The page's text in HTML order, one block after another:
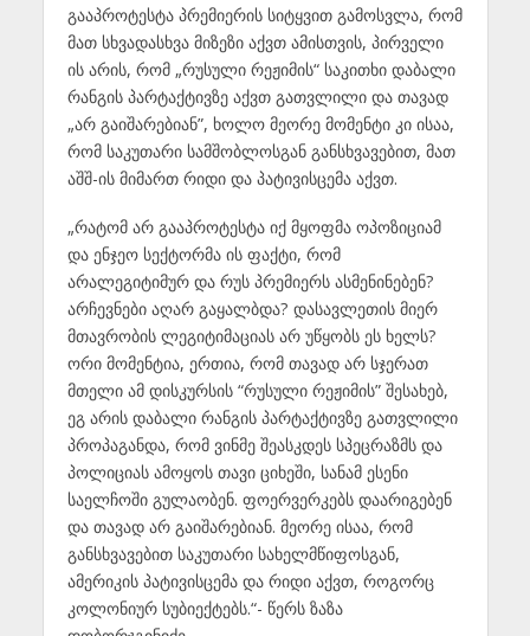
გააპროტესტა პრემიერის სიტყვით გამოსვლა, რომ
მათ სხვადასხვა მიზეზი აქვთ ამისთვის, პირველი
ის არის, რომ „რუსული რეჟიმის“ საკითხი დაბალი
რანგის პარტაქტივზე აქვთ გათვლილი და თავად
„არ გაიშარებიან”, ხოლო მეორე მომენტი კი ისაა,
რომ საკუთარი სამშობლოსგან განსხვავებით, მათ
აშშ-ის მიმართ რიდი და პატივისცემა აქვთ.
„რატომ არ გააპროტესტა იქ მყოფმა ოპოზიციამ
და ენჯეო სექტორმა ის ფაქტი, რომ
არალეგიტიმურ და რუს პრემიერს ასმენინებენ?
არჩევნები აღარ გაყალბდა? დასავლეთის მიერ
მთავრობის ლეგიტიმაციას არ უწყობს ეს ხელს?
ორი მომენტია, ერთია, რომ თავად არ სჯერათ
მთელი ამ დისკურსის “რუსული რეჟიმის” შესახებ,
ეგ არის დაბალი რანგის პარტაქტივზე გათვლილი
პროპაგანდა, რომ ვინმე შეასკდეს სპეცრაზმს და
პოლიციას ამოყოს თავი ციხეში, სანამ ესენი
საელჩოში გულაობენ. ფოერვერკებს დაარიგებენ
და თავად არ გაიშარებიან. მეორე ისაა, რომ
განსხვავებით საკუთარი სახელმწიფოსგან,
ამერიკის პატივისცემა და რიდი აქვთ, როგორც
კოლონიურ სუბიექტებს.“- წერს ზაზა